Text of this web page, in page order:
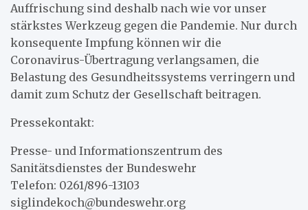
Auffrischung sind deshalb nach wie vor unser
stärkstes Werkzeug gegen die Pandemie. Nur durch
konsequente Impfung können wir die
Coronavirus-Übertragung verlangsamen, die
Belastung des Gesundheitssystems verringern und
damit zum Schutz der Gesellschaft beitragen.
Pressekontakt:
Presse- und Informationszentrum des
Sanitätsdienstes der Bundeswehr
Telefon: 0261/896-13103
siglindekoch@bundeswehr.org